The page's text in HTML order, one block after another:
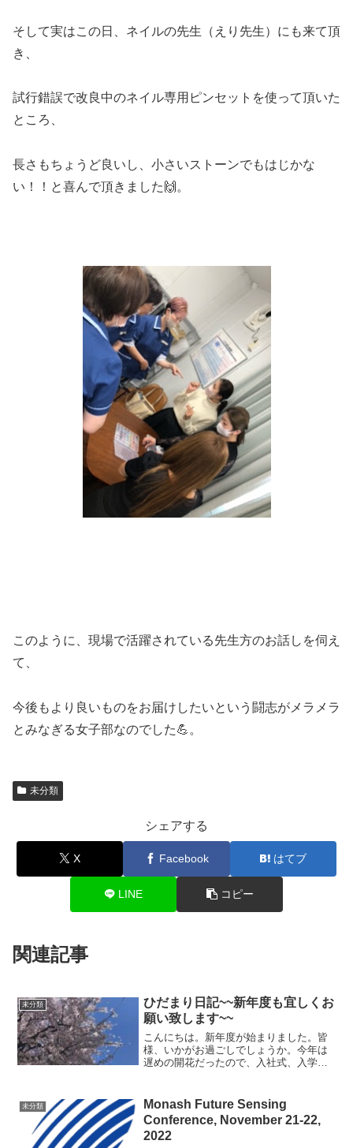
そして実はこの日、ネイルの先生（えり先生）にも来て頂
き、
試行錯誤で改良中のネイル専用ピンセットを使って頂いた
ところ、
長さもちょうど良いし、小さいストーンでもはじかな
い！！と喜んで頂きました 🙌。
このように、現場で活躍されている先生方のお話しを伺え
て、
今後もより良いものをお届けしたいという闘志がメラメラ
とみなぎる女子部なのでした💪。
未分類
シェアする
X Facebook はてブ
LINE コピー
関連記事
未分類
ひだまり日記~~新年度も宜しくお
願い致します~~
こんにちは。新年度が始まりました。皆
様、いかがお過ごしでしょうか。今年は
遅めの開花だったので、入社式、入学
か。天候の変化や、寒暖差も激しい今日
この頃。どうぞご自愛くださ...
未分類
Monash Future Sensing
Conference, November 21-22,
2022